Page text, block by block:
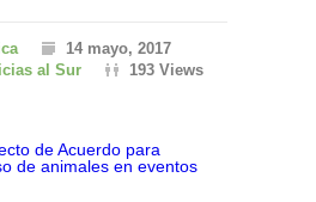
14 mayo, 2017
al Sur
193 Views